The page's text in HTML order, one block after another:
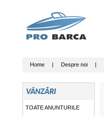
Home | Despre noi |
TOATE ANUNTURILE